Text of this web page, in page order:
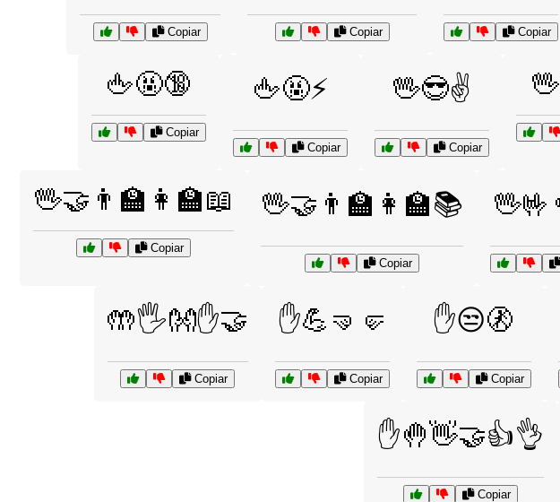
Copiar Copiar Copiar
🖕🤬🔞
Copiar
🖕🤬⚡
Copiar
🖖😎✌️
Copiar
🖖🤝👨‍🏫👩‍🏫📖
Copiar
🖖🤝👨‍🏫👩‍🏫📚
Copiar
🤲🖐️👐✋🤝
Copiar
✋💪🤜🤛
Copiar
✋😒🚷
Copiar
✋🤚👋🤝👍👌
Copiar